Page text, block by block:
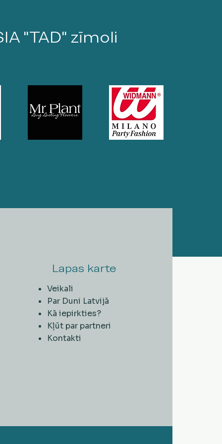
"TAD" zīmoli
Lapas karte
Veikali
Par Duni Latvijā
Kā iepirkties?
Kļūt par partneri
Kontakti